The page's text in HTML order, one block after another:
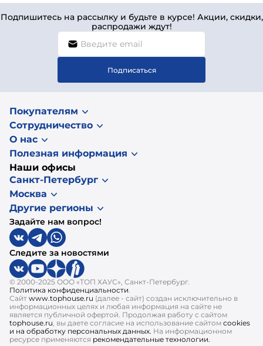
Подпишитесь на рассылку и будьте в курсе! Акции, скидки,
распродажи ждут!
Подписаться
Покупателям
Сотрудничество
О нас
Полезная информация
Наши офисы
Санкт-Петербург
Москва
Другие регионы
Задайте нам вопрос!
Следите за новостями
© 2000-2025 ООО «ТОП ХАУС», Санкт-Петербург.
Политика конфиденциальности.
Сайт www.tophouse.ru (далее - сайт) создан исключительно в
информационных целях и любая информация на сайте не
является публичной офертой. Продолжая работу с сайтом
tophouse.ru, вы даете согласие на использование сайтом cookies
и на обработку персональных данных. На информационном
ресурсе применяются рекомендательные технологии.